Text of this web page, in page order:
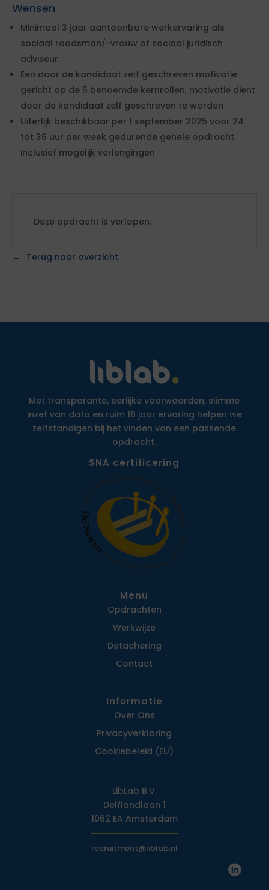
Wensen
Minimaal 3 jaar aantoonbare werkervaring als
sociaal raadsman/-vrouw of sociaal juridisch
adviseur
Een door de kandidaat zelf geschreven motivatie
gericht op de 5 benoemde kernrollen, motivatie dient
door de kandidaat zelf geschreven te worden
Uiterlijk beschikbaar per 1 september 2025 voor 24
tot 36 uur per week gedurende gehele opdracht
inclusief mogelijk verlengingen
Deze opdracht is verlopen.
Terug naar overzicht
Met transparante, eerlijke voorwaarden, slimme
inzet van data en ruim 18 jaar ervaring helpen we
zelfstandigen bij het vinden van een passende
opdracht.
SNA certificering
Menu
Opdrachten
Werkwijze
Detachering
Contact
Informatie
Over Ons
Privacy­verklaring
Cookiebeleid (EU)
LibLab B.V.
Delflandlaan 1
1062 EA Amsterdam
recruitment@liblab.nl